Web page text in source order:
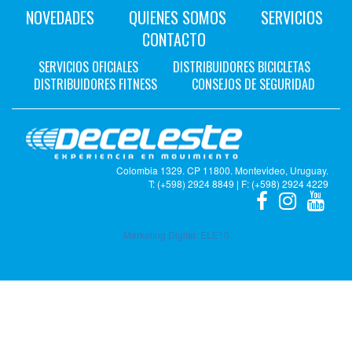
NOVEDADES QUIENES SOMOS
SERVICIOS
CONTACTO
SERVICIOS OFICIALES
DISTRIBUIDORES BICICLETAS
DISTRIBUIDORES FITNESS
CONSEJOS DE SEGURIDAD
Colombia 1329. CP 11800. Montevideo, Uruguay.
T: (+598) 2924 8849 | F: (+598) 2924 4229
Marketing Digital: ELE10